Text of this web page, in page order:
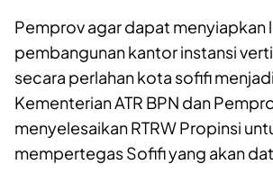
Pemprov agar dapat menyiapkan
pembangunan kantor instansi
secara perlahan kota sofifi
Kementerian ATR BPN dan
menyelesaikan RTRW Propinsi
mempertegas Sofifi yang akan